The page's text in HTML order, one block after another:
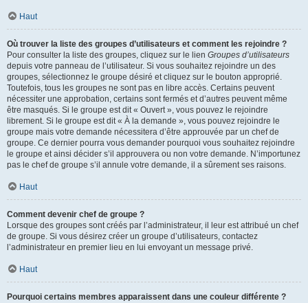
Haut
Où trouver la liste des groupes d’utilisateurs et comment les rejoindre ?
Pour consulter la liste des groupes, cliquez sur le lien Groupes d’utilisateurs
depuis votre panneau de l’utilisateur. Si vous souhaitez rejoindre un des
groupes, sélectionnez le groupe désiré et cliquez sur le bouton approprié.
Toutefois, tous les groupes ne sont pas en libre accès. Certains peuvent
nécessiter une approbation, certains sont fermés et d’autres peuvent même
être masqués. Si le groupe est dit « Ouvert », vous pouvez le rejoindre
librement. Si le groupe est dit « À la demande », vous pouvez rejoindre le
groupe mais votre demande nécessitera d’être approuvée par un chef de
groupe. Ce dernier pourra vous demander pourquoi vous souhaitez rejoindre
le groupe et ainsi décider s’il approuvera ou non votre demande. N’importunez
pas le chef de groupe s’il annule votre demande, il a sûrement ses raisons.
Haut
Comment devenir chef de groupe ?
Lorsque des groupes sont créés par l’administrateur, il leur est attribué un chef
de groupe. Si vous désirez créer un groupe d’utilisateurs, contactez
l’administrateur en premier lieu en lui envoyant un message privé.
Haut
Pourquoi certains membres apparaissent dans une couleur différente ?